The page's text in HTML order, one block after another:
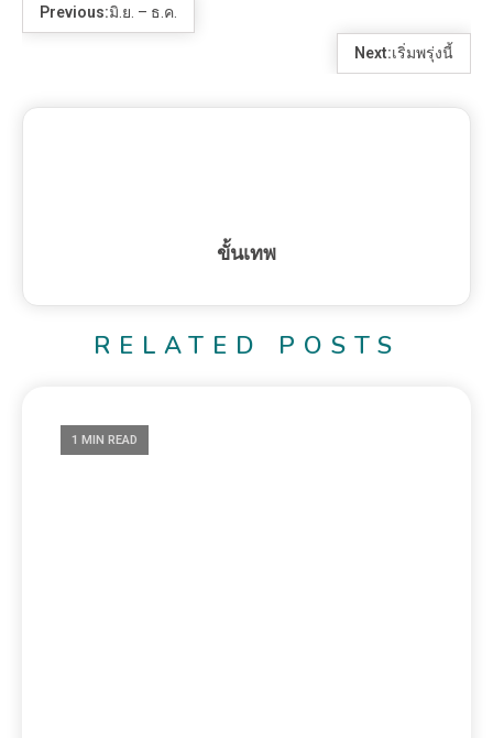
Previous:มิ.ย. – ธ.ค.
Next:เริ่มพรุ่งนี้
ขั้นเทพ
RELATED POSTS
1 MIN READ